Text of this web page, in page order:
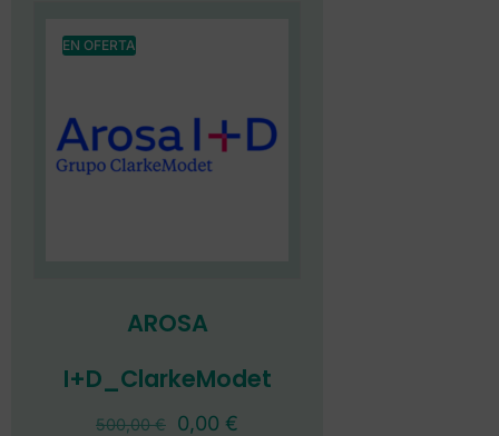
EN OFERTA
AROSA
I+D_ClarkeModet
500,00€ 0,00 €